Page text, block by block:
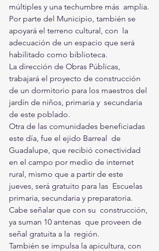
múltiples y una techumbre más  amplia.
Por parte del Municipio, también se
apoyará el terreno cultural, con  la
adecuación de un espacio que será
habilitado como biblioteca.
La dirección de Obras Públicas,
trabajará el proyecto de construcción
de un dormitorio para los maestros del
jardín de niños, primaria y  secundaria
de este poblado.
Otra de las comunidades beneficiadas
este día, fue el ejido Barreal  de
Guadalupe, que recibió conectividad
en el campo por medio de internet
rural, mismo que a partir de este
jueves, será gratuito para las  Escuelas
primaria, secundaria y preparatoria.
Cabe señalar que con su  construcción,
ya suman 10 antenas  que proveen de
señal gratuita a la  región.
También se impulsa la apicultura, con